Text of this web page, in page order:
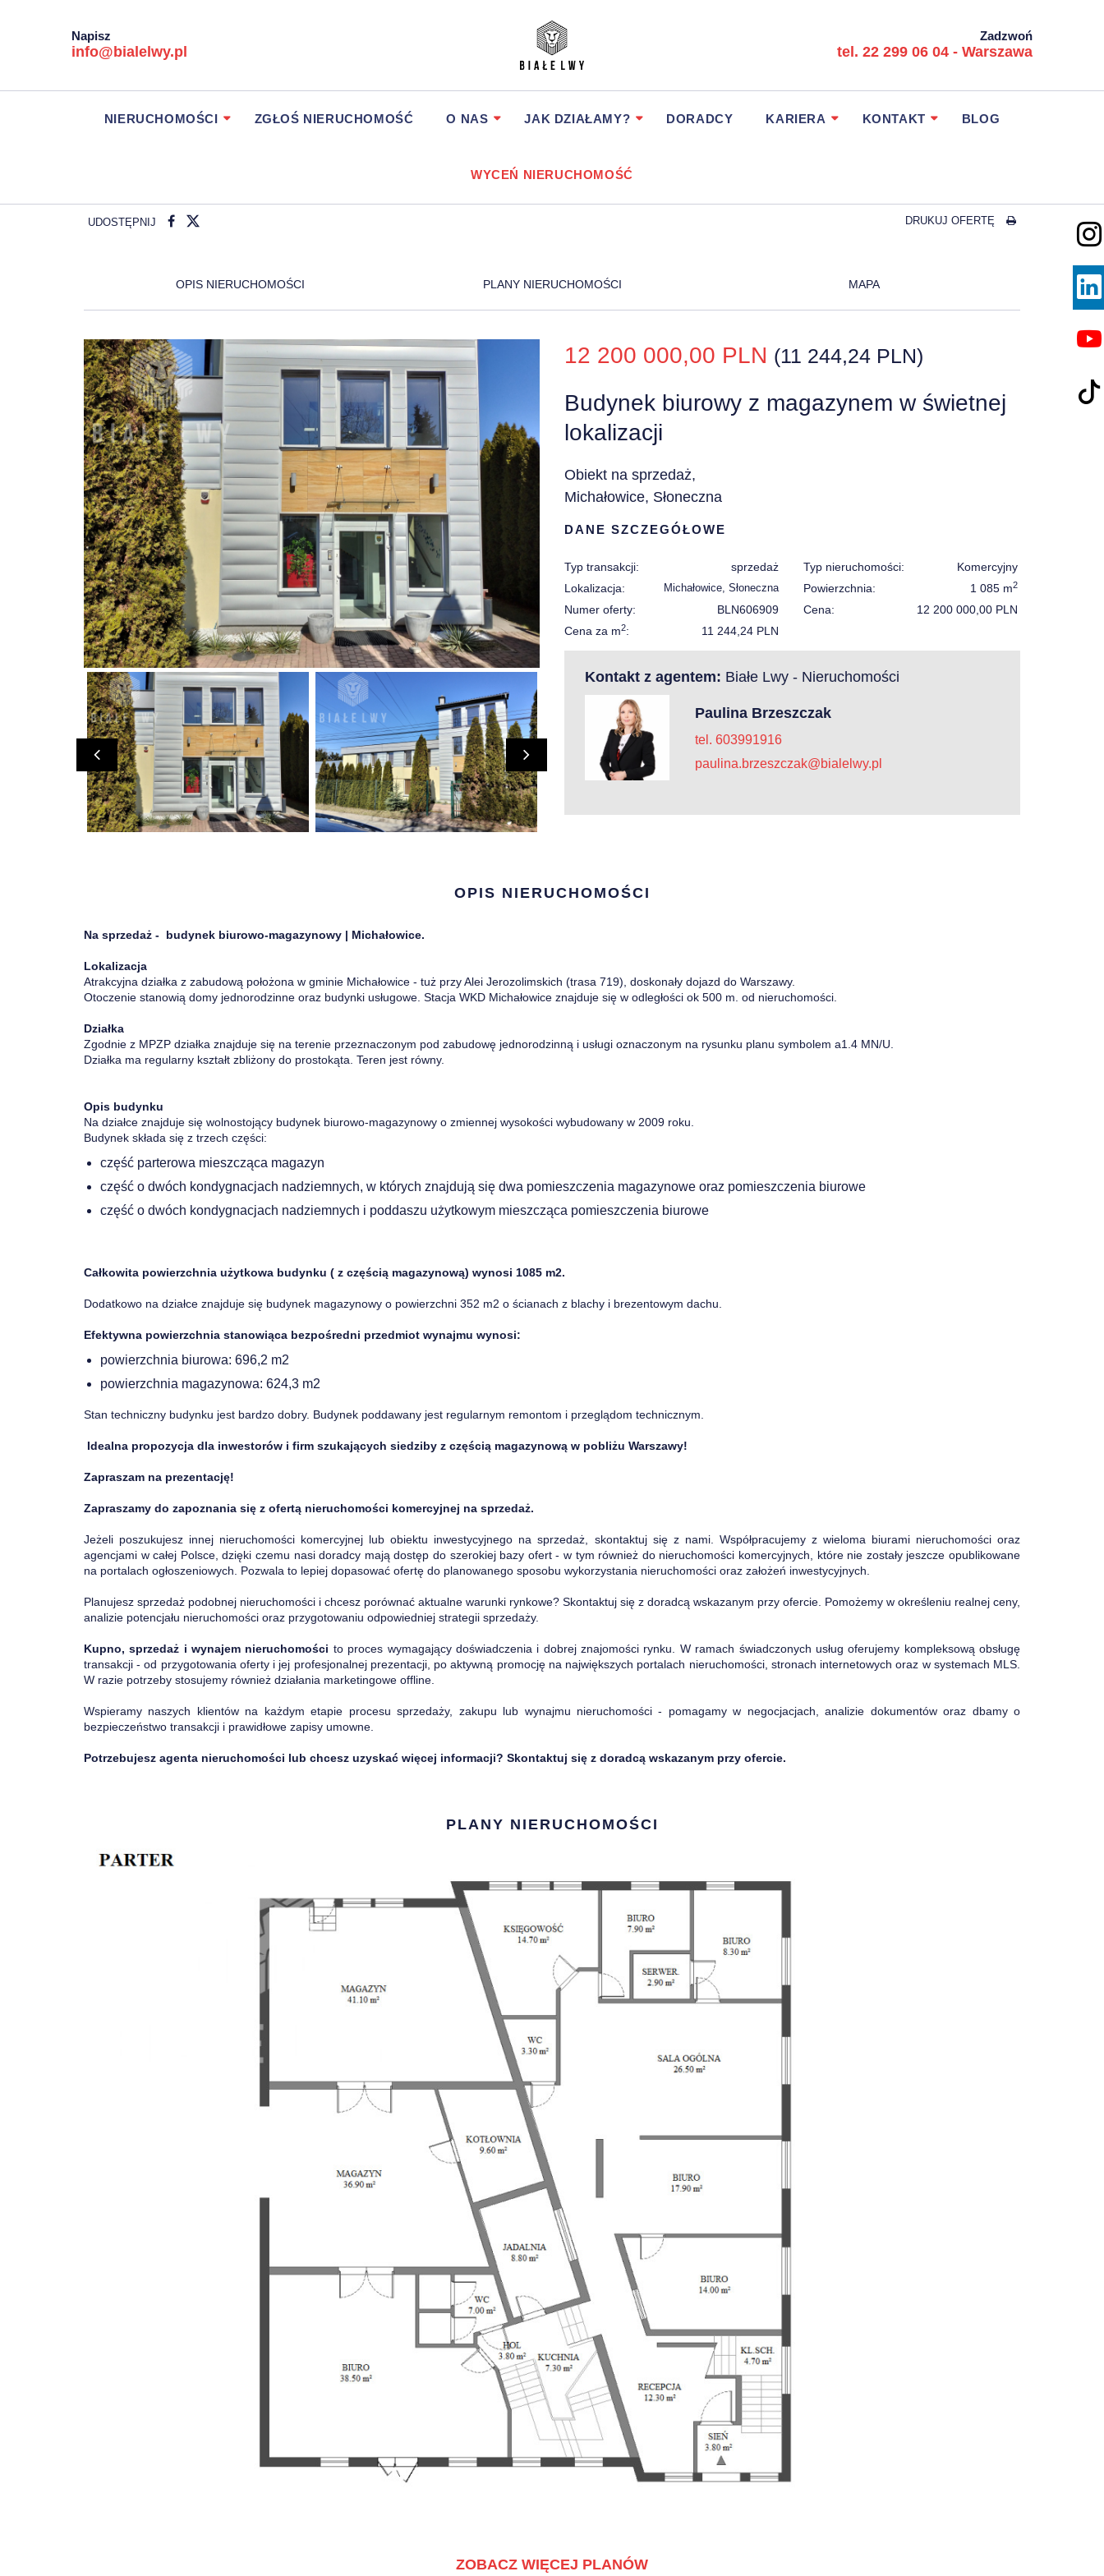
Napisz
info@bialelwy.pl
Zadzwoń
tel. 22 299 06 04 - Warszawa
NIERUCHOMOŚCI ZGŁOŚ NIERUCHOMOŚĆ O NAS JAK DZIAŁAMY? DORADCY KARIERA KONTAKT BLOG
WYCEŃ NIERUCHOMOŚĆ
UDOSTĘPNIJ DRUKUJ OFERTĘ
OPIS NIERUCHOMOŚCI PLANY NIERUCHOMOŚCI MAPA
12 200 000,00 PLN (11 244,24 PLN)
Budynek biurowy z magazynem w świetnej
lokalizacji
Obiekt na sprzedaż,
Michałowice, Słoneczna
DANE SZCZEGÓŁOWE
Typ transakcji: sprzedaż Typ nieruchomości:
Komercyjny
Lokalizacja:
Michałowice, Słoneczna Powierzchnia: 1 085 m2
Numer oferty: BLN606909 Cena:
12 200 000,00 PLN
Cena za m2: 11 244,24 PLN
Kontakt z agentem: Białe Lwy - Nieruchomości
Paulina Brzeszczak
tel. 603991916
paulina.brzeszczak@bialelwy.pl
OPIS NIERUCHOMOŚCI
Na sprzedaż - budynek biurowo-magazynowy | Michałowice.
Lokalizacja
Atrakcyjna działka z zabudową położona w gminie Michałowice - tuż przy Alei Jerozolimskich (trasa 719), doskonały dojazd do Warszawy.
Otoczenie stanowią domy jednorodzinne oraz budynki usługowe. Stacja WKD Michałowice znajduje się w odległości ok 500 m. od nieruchomości.
Działka
Zgodnie z MPZP działka znajduje się na terenie przeznaczonym pod zabudowę jednorodzinną i usługi oznaczonym na rysunku planu symbolem a1.4 MN/U.
Działka ma regularny kształt zbliżony do prostokąta. Teren jest równy.
Opis budynku
Na działce znajduje się wolnostojący budynek biurowo-magazynowy o zmiennej wysokości wybudowany w 2009 roku.
Budynek składa się z trzech części:
część parterowa mieszcząca magazyn
część o dwóch kondygnacjach nadziemnych, w których znajdują się dwa pomieszczenia magazynowe oraz pomieszczenia biurowe
część o dwóch kondygnacjach nadziemnych i poddaszu użytkowym mieszcząca pomieszczenia biurowe
Całkowita powierzchnia użytkowa budynku ( z częścią magazynową) wynosi 1085 m2.
Dodatkowo na działce znajduje się budynek magazynowy o powierzchni 352 m2 o ścianach z blachy i brezentowym dachu.
Efektywna powierzchnia stanowiąca bezpośredni przedmiot wynajmu wynosi:
powierzchnia biurowa: 696,2 m2
powierzchnia magazynowa: 624,3 m2
Stan techniczny budynku jest bardzo dobry. Budynek poddawany jest regularnym remontom i przeglądom technicznym.
Idealna propozycja dla inwestorów i firm szukających siedziby z częścią magazynową w pobliżu Warszawy!
Zapraszam na prezentację!
Zapraszamy do zapoznania się z ofertą nieruchomości komercyjnej na sprzedaż.
Jeżeli poszukujesz innej nieruchomości komercyjnej lub obiektu inwestycyjnego na sprzedaż, skontaktuj się z nami. Współpracujemy z wieloma biurami nieruchomości oraz
agencjami w całej Polsce, dzięki czemu nasi doradcy mają dostęp do szerokiej bazy ofert - w tym również do nieruchomości komercyjnych, które nie zostały jeszcze opublikowane
na portalach ogłoszeniowych. Pozwala to lepiej dopasować ofertę do planowanego sposobu wykorzystania nieruchomości oraz założeń inwestycyjnych.
Planujesz sprzedaż podobnej nieruchomości i chcesz porównać aktualne warunki rynkowe? Skontaktuj się z doradcą wskazanym przy ofercie. Pomożemy w określeniu realnej ceny,
analizie potencjału nieruchomości oraz przygotowaniu odpowiedniej strategii sprzedaży.
Kupno, sprzedaż i wynajem nieruchomości to proces wymagający doświadczenia i dobrej znajomości rynku. W ramach świadczonych usług oferujemy kompleksową obsługę
transakcji - od przygotowania oferty i jej profesjonalnej prezentacji, po aktywną promocję na największych portalach nieruchomości, stronach internetowych oraz w systemach MLS.
W razie potrzeby stosujemy również działania marketingowe offline.
Wspieramy naszych klientów na każdym etapie procesu sprzedaży, zakupu lub wynajmu nieruchomości - pomagamy w negocjacjach, analizie dokumentów oraz dbamy o
bezpieczeństwo transakcji i prawidłowe zapisy umowne.
Potrzebujesz agenta nieruchomości lub chcesz uzyskać więcej informacji? Skontaktuj się z doradcą wskazanym przy ofercie.
PLANY NIERUCHOMOŚCI
ZOBACZ WIĘCEJ PLANÓW